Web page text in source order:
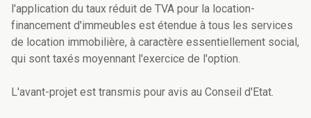
l'application du taux réduit de TVA pour la location-
financement d'immeubles est étendue à tous les services
de location immobilière, à caractère essentiellement social,
qui sont taxés moyennant l'exercice de l'option.
L'avant-projet est transmis pour avis au Conseil d'Etat.